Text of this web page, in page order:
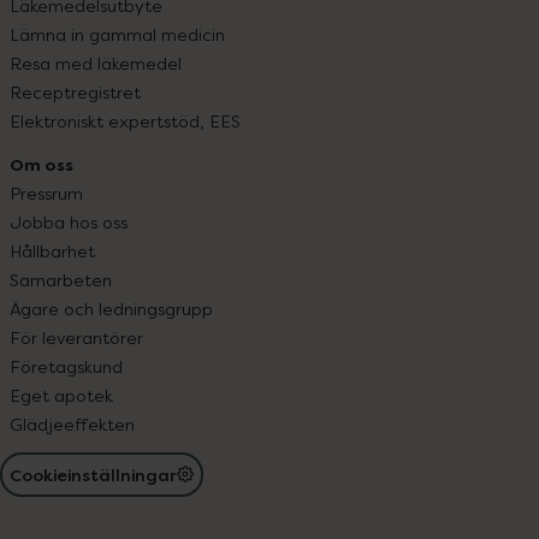
Läkemedelsutbyte
Lämna in gammal medicin
Resa med läkemedel
Receptregistret
Elektroniskt expertstöd, EES
Om oss
Pressrum
Jobba hos oss
Hållbarhet
Samarbeten
Ägare och ledningsgrupp
För leverantörer
Företagskund
Eget apotek
Glädjeeffekten
Cookieinställningar